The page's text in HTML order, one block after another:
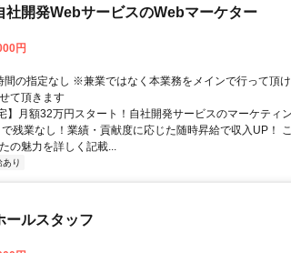
社開発WebサービスのWebマーケター
円
間の指定なし ※兼業ではなく本業務をメインで行って頂け
て頂きます
】月額32万円スタート！自社開発サービスのマーケティン
残業なし！業績・貢献度に応じた随時昇給で収入UP！ こ
の魅力を詳しく記載...
あり
ールスタッフ